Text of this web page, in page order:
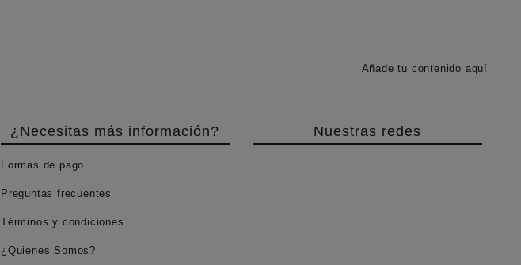
Añade tu contenido aquí
¿Necesitas más información?
Formas de pago
Preguntas frecuentes
Términos y condiciones
¿Quienes Somos?
Nuestras redes